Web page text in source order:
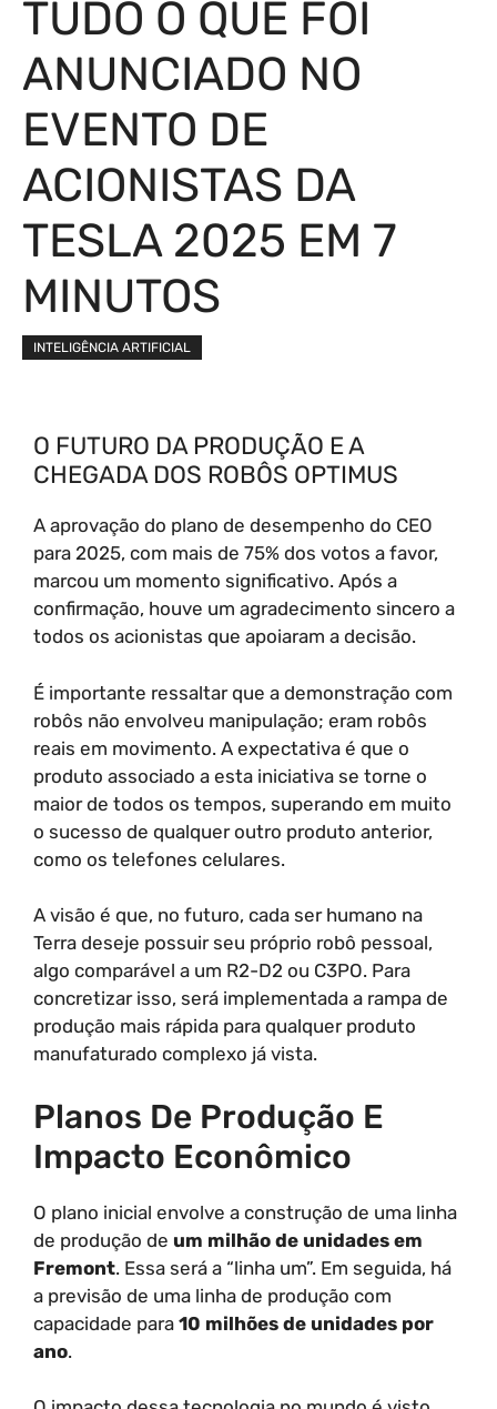
TUDO O QUE FOI
ANUNCIADO NO
EVENTO DE
ACIONISTAS DA
TESLA 2025 EM 7
MINUTOS
INTELIGÊNCIA ARTIFICIAL
O FUTURO DA PRODUÇÃO E A
CHEGADA DOS ROBÔS OPTIMUS
A aprovação do plano de desempenho do CEO
para 2025, com mais de 75% dos votos a favor,
marcou um momento significativo. Após a
confirmação, houve um agradecimento sincero a
todos os acionistas que apoiaram a decisão.
É importante ressaltar que a demonstração com
robôs não envolveu manipulação; eram robôs
reais em movimento. A expectativa é que o
produto associado a esta iniciativa se torne o
maior de todos os tempos, superando em muito
o sucesso de qualquer outro produto anterior,
como os telefones celulares.
A visão é que, no futuro, cada ser humano na
Terra deseje possuir seu próprio robô pessoal,
algo comparável a um R2-D2 ou C3PO. Para
concretizar isso, será implementada a rampa de
produção mais rápida para qualquer produto
manufaturado complexo já vista.
Planos De Produção E
Impacto Econômico
O plano inicial envolve a construção de uma linha
de produção de um milhão de unidades em
Fremont. Essa será a “linha um”. Em seguida, há
a previsão de uma linha de produção com
capacidade para 10 milhões de unidades por
ano.